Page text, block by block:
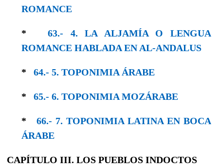
ROMANCE
* 63.- 4. LA ALJAMÍA O LENGUA
ROMANCE HABLADA EN AL-ANDALUS
* 64.- 5. TOPONIMIA ÁRABE
* 65.- 6. TOPONIMIA MOZÁRABE
* 66.- 7. TOPONIMIA LATINA EN BOCA
ÁRABE
CAPÍTULO III. LOS PUEBLOS INDOCTOS